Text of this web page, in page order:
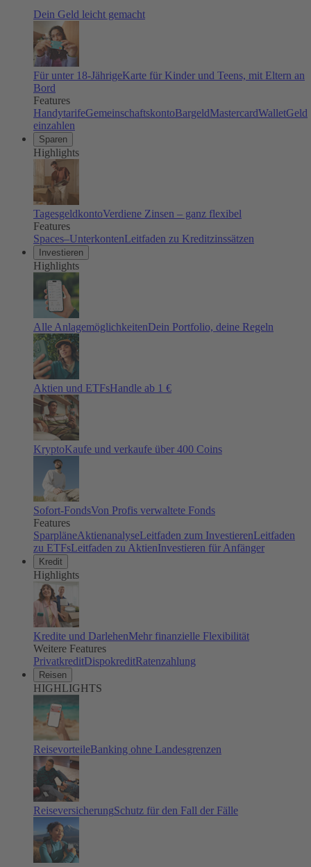
Dein Geld leicht gemacht
Für unter 18-JährigeKarte für Kinder und Teens, mit Eltern an
Bord
Features
HandytarifeGemeinschaftskontoBargeldMastercardWalletGeld
einzahlen
Sparen
Highlights
TagesgeldkontoVerdiene Zinsen – ganz flexibel
Features
Spaces–UnterkontenLeitfaden zu Kreditzinssätzen
Investieren
Highlights
Alle AnlagemöglichkeitenDein Portfolio, deine Regeln
Aktien und ETFsHandle ab 1 €
KryptoKaufe und verkaufe über 400 Coins
Sofort-FondsVon Profis verwaltete Fonds
Features
SparpläneAktienanalyseLeitfaden zum InvestierenLeitfaden
zu ETFsLeitfaden zu AktienInvestieren für Anfänger
Kredit
Highlights
Kredite und DarlehenMehr finanzielle Flexibilität
Weitere Features
PrivatkreditDispokreditRatenzahlung
Reisen
HIGHLIGHTS
ReisevorteileBanking ohne Landesgrenzen
ReiseversicherungSchutz für den Fall der Fälle